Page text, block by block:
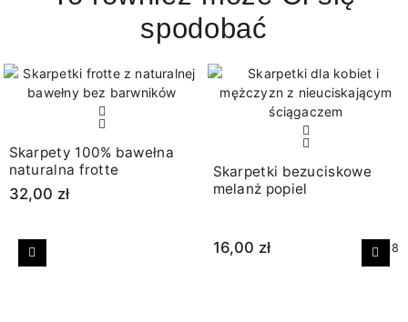
spodobać
Skarpety 100% bawełna
naturalna frotte
32,00 zł
Skarpetki bezuciskowe
melanż popiel
16,00 zł +18
Poprzedni